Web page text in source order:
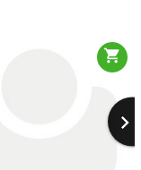
keyboard_arrow_right
shopping_cart